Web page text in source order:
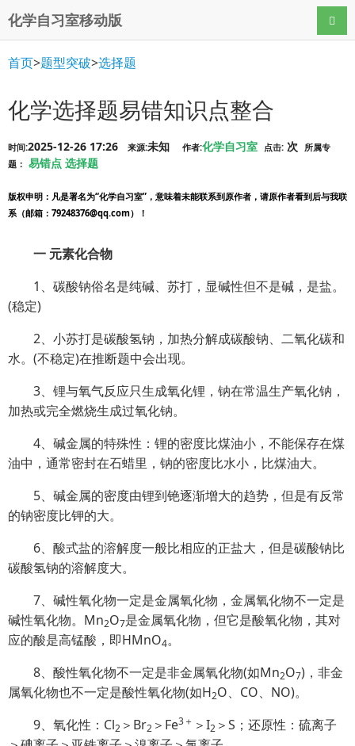
化学自习室移动版 导航
首页>题型突破>选择题
化学选择题易错知识点整合
时间:2025-12-26 17:26 来源:未知 作者:化学自习室 点击: 次
所属专
题： 易错点 选择题
版权申明 ：凡是署名为“化学自习室”，意味着未能联系到原作者，请原作者看到后与我联
系（邮箱：79248376@qq.com）！
一 元素化合物
1、碳酸钠俗名是纯碱、苏打，显碱性但不是碱，是盐。
(稳定)
2、小苏打是碳酸氢钠，加热分解成碳酸钠、二氧化碳和
水。(不稳定)在推断题中会出现。
3、锂与氧气反应只生成氧化锂，钠在常温生产氧化钠，
加热或完全燃烧生成过氧化钠。
4、碱金属的特殊性：锂的密度比煤油小，不能保存在煤
油中，通常密封在石蜡里，钠的密度比水小，比煤油大。
5、碱金属的密度由锂到铯逐渐增大的趋势，但是有反常
的钠密度比钾的大。
6、酸式盐的溶解度一般比相应的正盐大，但是碳酸钠比
碳酸氢钠的溶解度大。
7、碱性氧化物一定是金属氧化物，金属氧化物不一定是
碱性氧化物。Mn2O7是金属氧化物，但它是酸氧化物，其对
应的酸是高锰酸，即HMnO4。
8、酸性氧化物不一定是非金属氧化物(如Mn2O7)，非金
属氧化物也不一定是酸性氧化物(如H2O、CO、NO)。
9、氧化性：Cl2 ＞Br2 ＞Fe3＋ ＞I2 ＞S；还原性：硫离子